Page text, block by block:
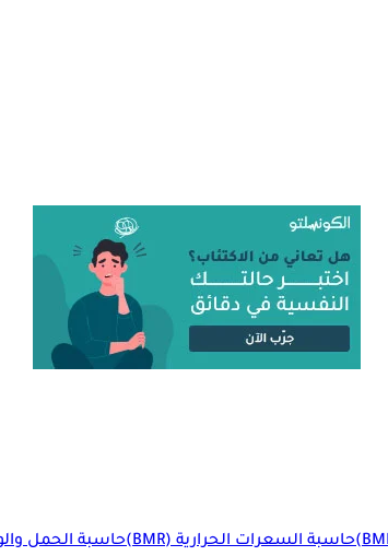
حاسبة السعرات الحرارية (BMR) حاسبة الحمل